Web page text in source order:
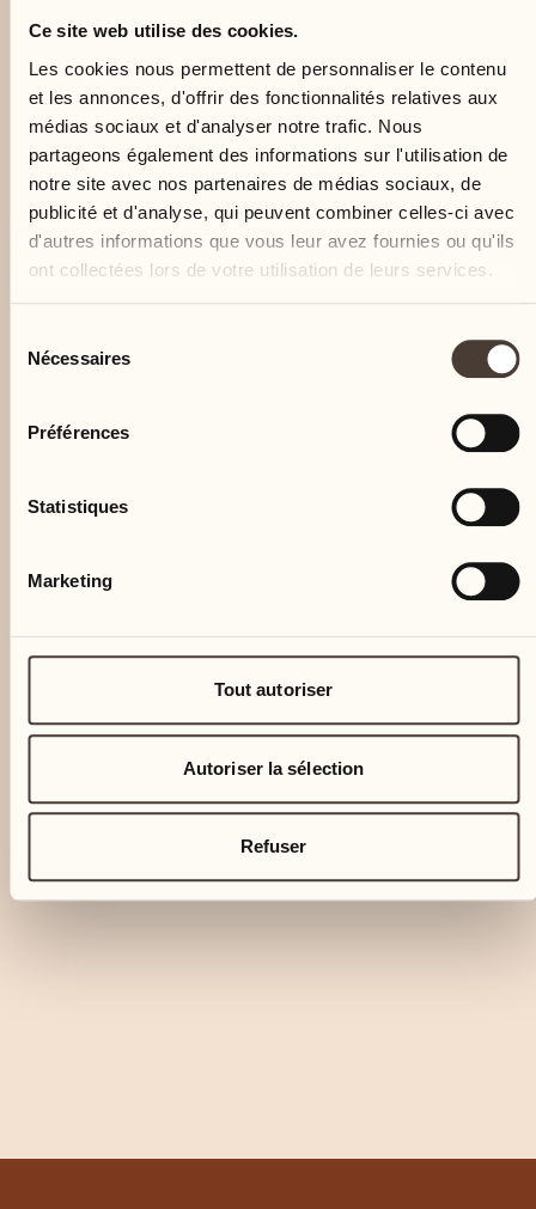
Ce site web utilise des cookies.
Les cookies nous permettent de personnaliser le contenu
et les annonces, d'offrir des fonctionnalités relatives aux
médias sociaux et d'analyser notre trafic. Nous
partageons également des informations sur l'utilisation de
notre site avec nos partenaires de médias sociaux, de
publicité et d'analyse, qui peuvent combiner celles-ci avec
d'autres informations que vous leur avez fournies ou qu'ils
ont collectées lors de votre utilisation de leurs services.
Nécessaires
Préférences
Statistiques
Marketing
Tout autoriser
Autoriser la sélection
Refuser